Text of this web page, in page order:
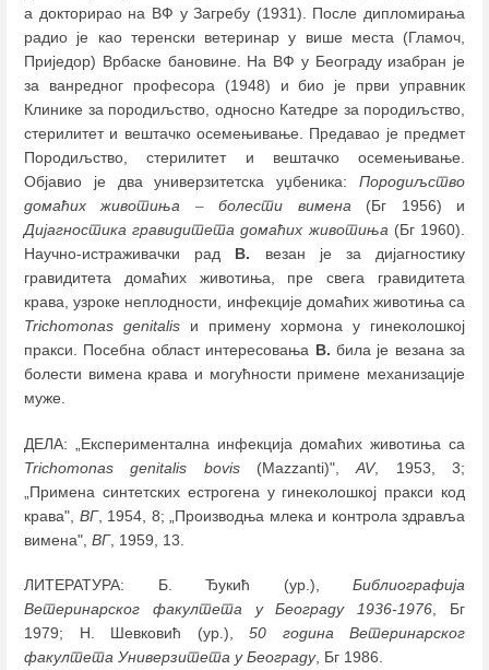
а докторирао на ВФ у Загребу (1931). После дипломирања
радио је као теренски ветеринар у више места (Гламоч,
Приједор) Врбаске бановине. На ВФ у Београду изабран је
за ванредног професора (1948) и био је први управник
Клинике за породиљство, односно Катедре за породиљство,
стерилитет и вештачко осемењивање. Предавао је предмет
Породиљство, стерилитет и вештачко осемењивање.
Објавио је два универзитетска уџбеника: Породиљство
домаћих животиња –болести вимена(Бг 1956) и
Дијагностика гравидитета домаћих животиња(Бг 1960).
Научно-истраживачки рад В. везан је за дијагностику
гравидитета домаћих животиња, пре свега гравидитета
крава, узроке неплодности, инфекције домаћих животиња са
Trichomonas genitalis и примену хормона у гинеколошкој
пракси. Посебна област интересовања В. била је везана за
болести вимена крава и могућности примене механизације
муже.
ДЕЛА: „Експериментална инфекција домаћих животиња са
Trichomonas genitalis bovis(Mazzanti)",AV, 1953, 3;
„Примена синтетских естрогена у гинеколошкој пракси код
крава", ВГ, 1954, 8; „Производња млека и контрола здравља
вимена", ВГ, 1959, 13.
ЛИТЕРАТУРА: Б. Ђукић (ур.), Библиографија
Ветеринарског факултета у Београду 1936-1976 , Бг
1979; Н. Шевковић (ур.), 50 година Ветеринарског
факултета Универзитета у Београду, Бг 1986.